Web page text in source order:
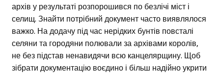
архів у результаті розпорошився по безлічі міст і
селищ. Знайти потрібний документ часто виявлялося
важко. На додачу під час нерідких бунтів повсталі
селяни та городяни полювали за архівами королів,
не без підстав ненавидячи всю канцелярщину. Щоб
зібрати документацію воєдино і більш надійно укрити